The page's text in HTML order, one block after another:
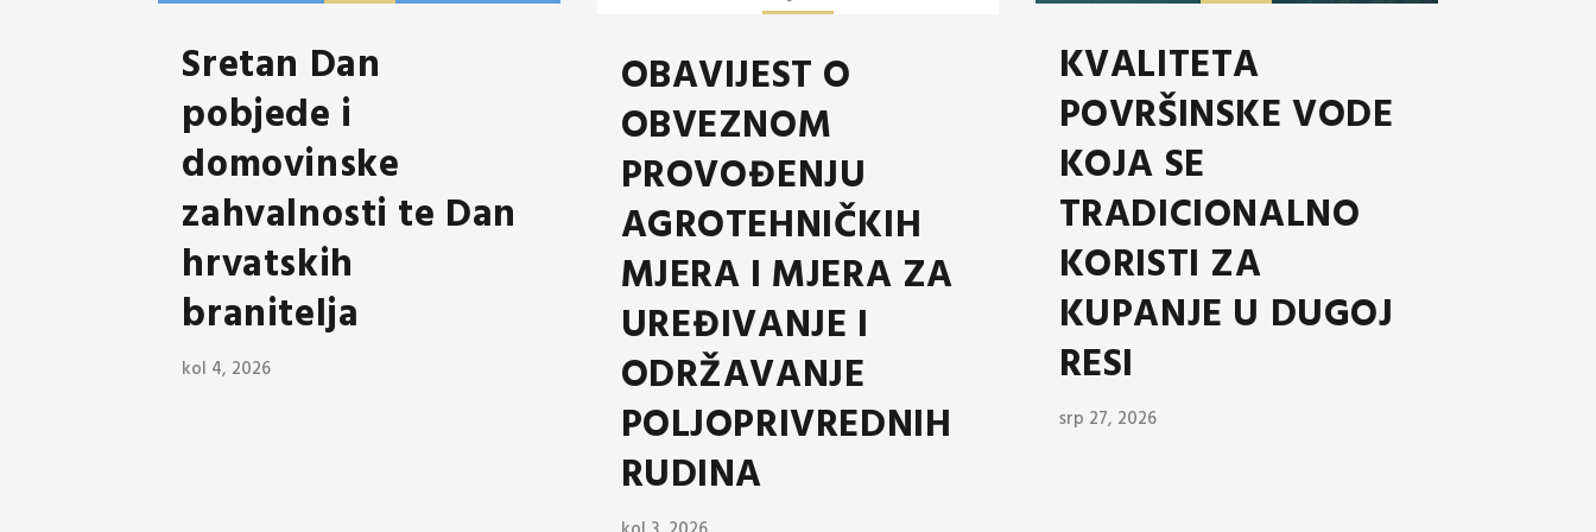
Sretan Dan
pobjede i
domovinske
zahvalnosti te Dan
hrvatskih
branitelja
kol 4, 2026
OBAVIJEST O
OBVEZNOM
PROVOĐENJU
AGROTEHNIČKIH
MJERA I MJERA ZA
UREĐIVANJE I
ODRŽAVANJE
POLJOPRIVREDNIH
RUDINA
KVALITETA
POVRŠINSKE VODE
KOJA SE
TRADICIONALNO
KORISTI ZA
KUPANJE U DUGOJ
RESI
srp 27, 2026